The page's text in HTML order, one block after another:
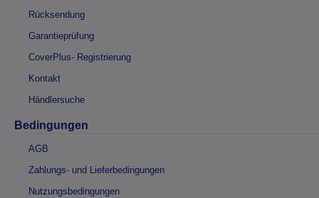
Rücksendung
Garantieprüfung
CoverPlus- Registrierung
Kontakt
Händlersuche
Bedingungen
AGB
Zahlungs- und Lieferbedingungen
Nutzungsbedingungen